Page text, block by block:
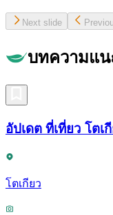
Next slide
บทความแน
อัปเดต ที่เที่ยว โต
โตเกียว